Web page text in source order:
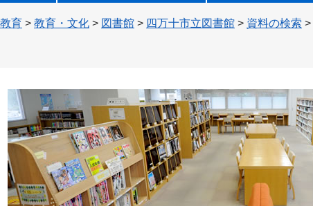
育 > 教育・文化 > 図書館 > 四万十市立図書館 > 資料の検索 >